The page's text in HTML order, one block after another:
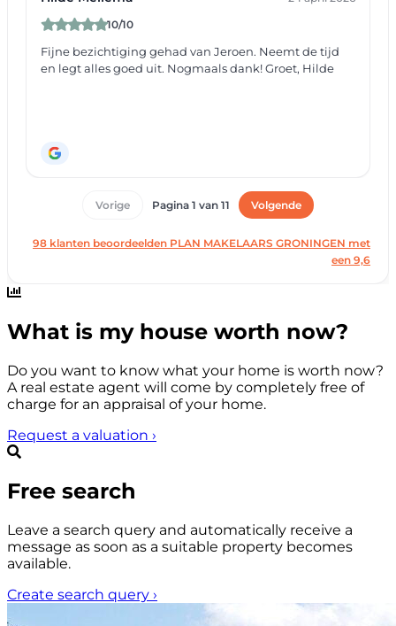
What is my house worth now?
Do you want to know what your home is worth now?
A real estate agent will come by completely free of
charge for an appraisal of your home.
Request a valuation ›
Free search
Leave a search query and automatically receive a
message as soon as a suitable property becomes
available.
Create search query ›